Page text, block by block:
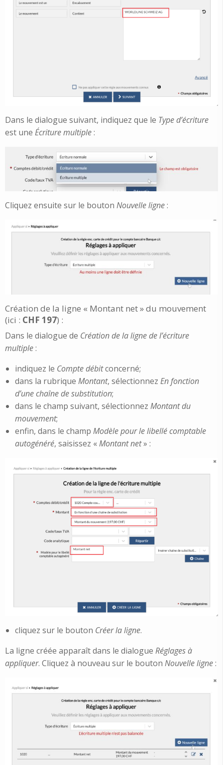
Dans le dialogue suivant, indiquez que le Type d’écriture
est une Écriture multiple:
Cliquez ensuite sur le bouton Nouvelle ligne:
Création de la ligne « Montant net » du mouvement
(ici : CHF 197) :
Dans le dialogue de Création de la ligne de l’écriture
multiple:
indiquez le Compte débitconcerné;
dans la rubrique Montant, sélectionnez En fonction
d’une chaîne de substitution;
dans le champ suivant, sélectionnez Montant du
mouvement;
enfin, dans le champ Modèle pour le libellé comptable
autogénéré, saisissez «Montant net» :
cliquez sur le bouton Créer la ligne.
La ligne créée apparaît dans le dialogue Réglages à
appliquer. Cliquez à nouveau sur le bouton Nouvelle ligne: